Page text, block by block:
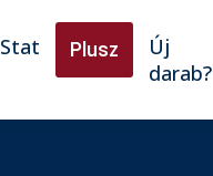
Stat Plusz
Új
darab?